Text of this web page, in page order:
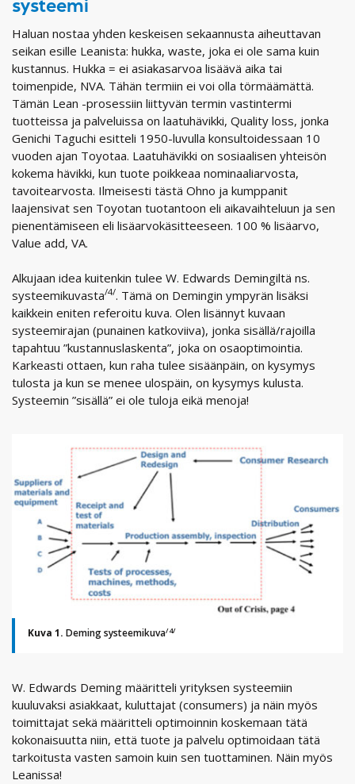
systeemi
Haluan nostaa yhden keskeisen sekaannusta aiheuttavan
seikan esille Leanista: hukka, waste, joka ei ole sama kuin
kustannus. Hukka = ei asiakasarvoa lisäävä aika tai
toimenpide, NVA. Tähän termiin ei voi olla törmäämättä.
Tämän Lean -prosessiin liittyvän termin vastintermi
tuotteissa ja palveluissa on laatuhävikki, Quality loss, jonka
Genichi Taguchi esitteli 1950-luvulla konsultoidessaan 10
vuoden ajan Toyotaa. Laatuhävikki on sosiaalisen yhteisön
kokema hävikki, kun tuote poikkeaa nominaaliarvosta,
tavoitearvosta. Ilmeisesti tästä Ohno ja kumppanit
laajensivat sen Toyotan tuotantoon eli aikavaihteluun ja sen
pienentämiseen eli lisäarvokäsitteeseen. 100 % lisäarvo,
Value add, VA.
Alkujaan idea kuitenkin tulee W. Edwards Demingiltä ns.
systeemikuvasta/4/. Tämä on Demingin ympyrän lisäksi
kaikkein eniten referoitu kuva. Olen lisännyt kuvaan
systeemirajan (punainen katkoviiva), jonka sisällä/rajoilla
tapahtuu ”kustannuslaskenta”, joka on osaoptimointia.
Karkeasti ottaen, kun raha tulee sisäänpäin, on kysymys
tulosta ja kun se menee ulospäin, on kysymys kulusta.
Systeemin ”sisällä” ei ole tuloja eikä menoja!
Kuva 1. Deming systeemikuva/4/
W. Edwards Deming määritteli yrityksen systeemiin
kuuluvaksi asiakkaat, kuluttajat (consumers) ja näin myös
toimittajat sekä määritteli optimoinnin koskemaan tätä
kokonaisuutta niin, että tuote ja palvelu optimoidaan tätä
tarkoitusta vasten samoin kuin sen tuottaminen. Näin myös
Leanissa!